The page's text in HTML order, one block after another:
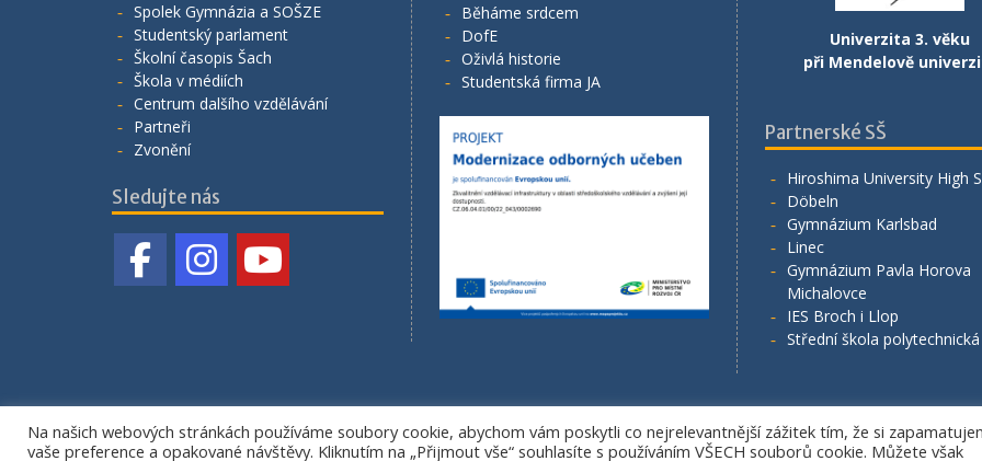
Spolek Gymnázia a SOŠZE
Studentský parlament
Školní časopis Šach
Škola v médiích
Centrum dalšího vzdělávání
Partneři
Zvonění
Sledujte nás
Běháme srdcem
DofE
Oživlá historie
Studentská firma JA
Univerzita 3. věku
při Mendelově
Partnerské SŠ
Hiroshima University High
Döbeln
Gymnázium Karlsbad
Linec
Gymnázium Pavla Horova
Michalovce
IES Broch i Llop
Střední škola
Copyright. All rights reserved.
Na našich webových stránkách používáme soubory cookie, abychom vám poskytli co nejrelevantnější zážitek tím, že si
vaše preference a opakované návštěvy. Kliknutím na „Přijmout vše“ souhlasíte s používáním VŠECH souborů cookie. Můžete však